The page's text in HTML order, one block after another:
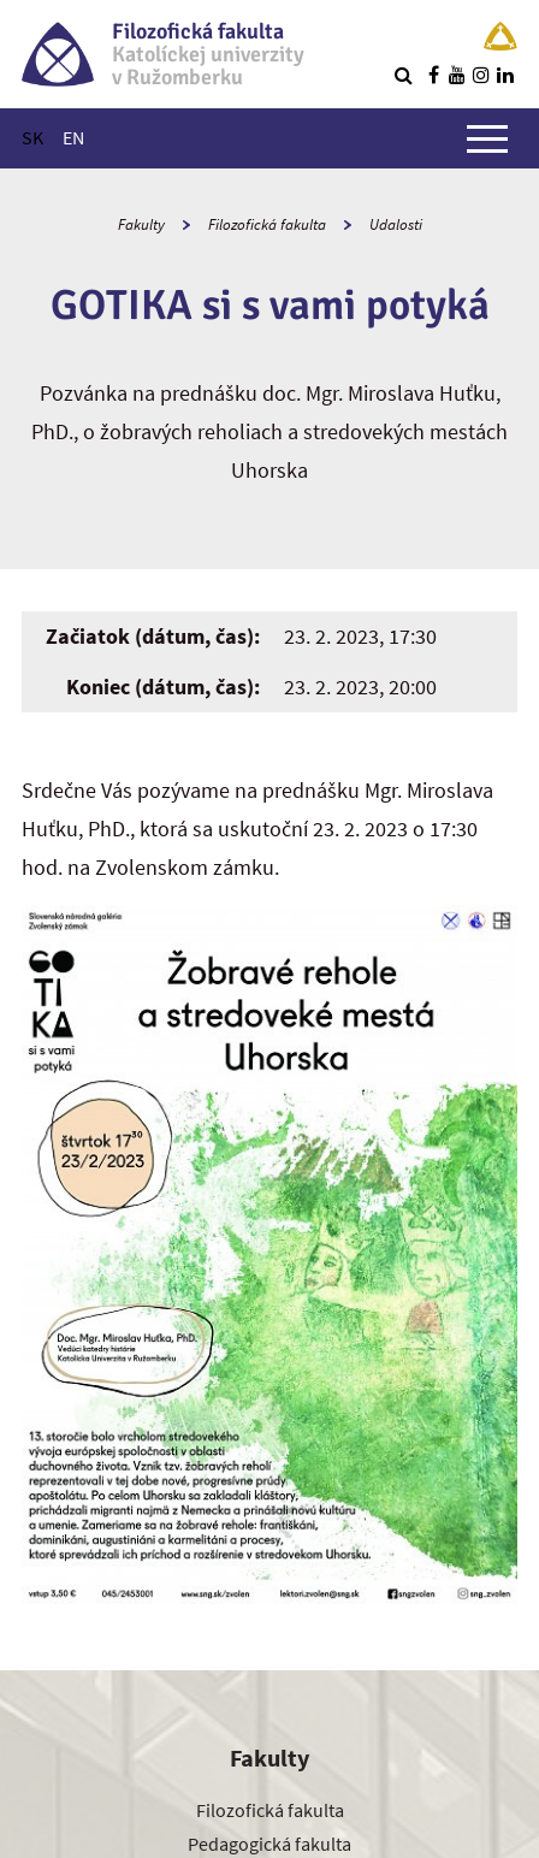
Filozofická fakulta
Katolíckej univerzity
v Ružomberku
SK EN
Hlavné menu
Fakulty Filozofická fakulta Udalosti
GOTIKA si s vami potyká
Pozvánka na prednášku doc. Mgr. Miroslava Huťku,
PhD., o žobravých reholiach a stredovekých mestách
Uhorska
Začiatok (dátum, čas):
23. 2. 2023, 17:30
Koniec (dátum, čas):
23. 2. 2023, 20:00
Srdečne Vás pozývame na prednášku Mgr. Miroslava
Huťku, PhD., ktorá sa uskutoční 23. 2. 2023 o 17:30
hod. na Zvolenskom zámku.
Fakulty
Filozofická fakulta
Pedagogická fakulta